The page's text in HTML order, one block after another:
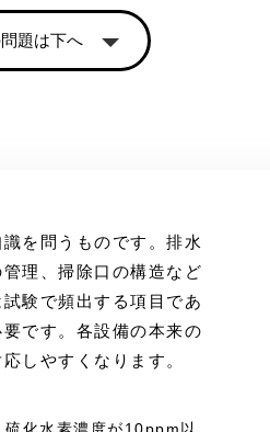
題は下へ
を問うものです。排水
理、掃除口の構造など
験で頻出する項目であ
です。各設備の本来の
しやすくなります。